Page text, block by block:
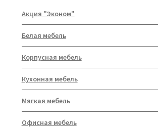
Акция "Эконом"
Белая мебель
Корпусная мебель
Кухонная мебель
Мягкая мебель
Офисная мебель